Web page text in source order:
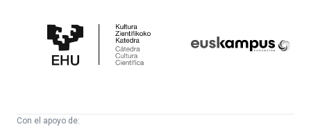
Cultura
Científica
Con el apoyo de: